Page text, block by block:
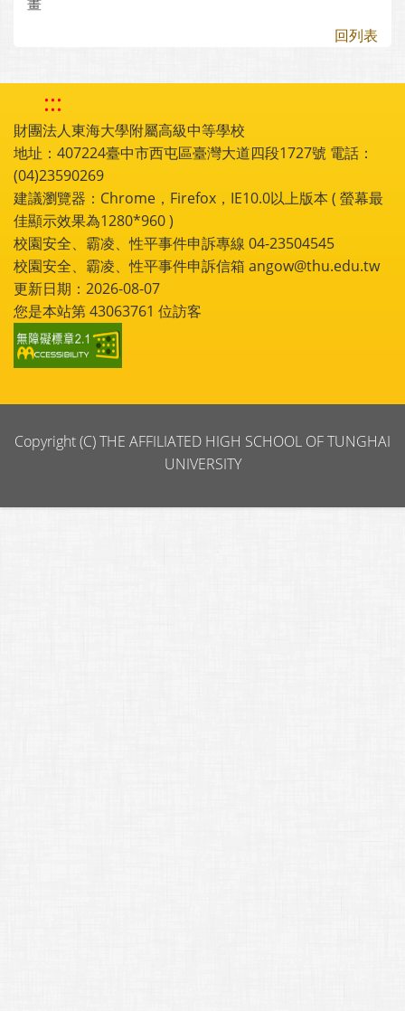
回列表
:::
財團法人東海大學附屬高級中等學校
地址：407224臺中市西屯區臺灣大道四段1727號 電話：
(04)23590269
建議瀏覽器：Chrome，Firefox，IE10.0以上版本 ( 螢幕最
佳顯示效果為1280*960 )
校園安全、霸凌、性平事件申訴專線 04-23504545
校園安全、霸凌、性平事件申訴信箱 angow@thu.edu.tw
更新日期：2026-08-07
您是本站第43063761 位訪客
Copyright (C) THE AFFILIATED HIGH SCHOOL OF TUNGHAI
UNIVERSITY